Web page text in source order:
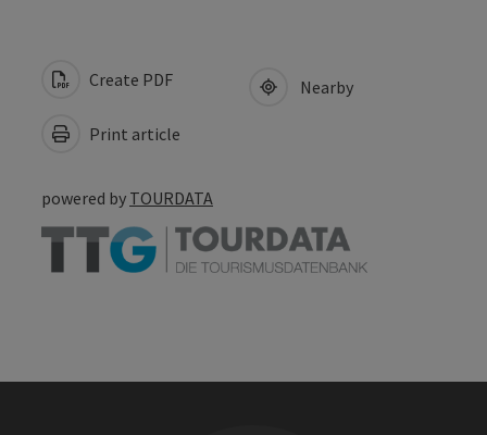
Create PDF
Print article
Nearby
powered by TOURDATA